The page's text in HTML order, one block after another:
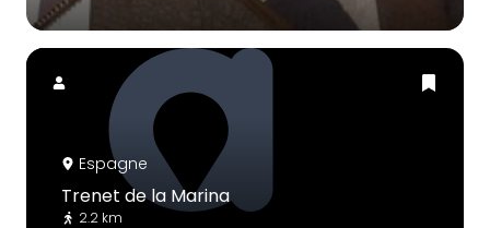
Espagne
Trenet de la Marina
2.2 km